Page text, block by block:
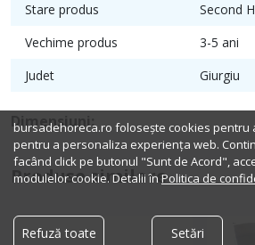
Stare produs
Second
Vechime produs
3-5 ani
Judet
Giurgiu
Dimensiuni:
Produse similare
bursadehoreca.ro folosește cookies pentru
pentru a personaliza experiența web.
facând click pe butonul "Sunt de Acord",
modulelor cookie. Detalii în Politica de
Refuză toate Setări